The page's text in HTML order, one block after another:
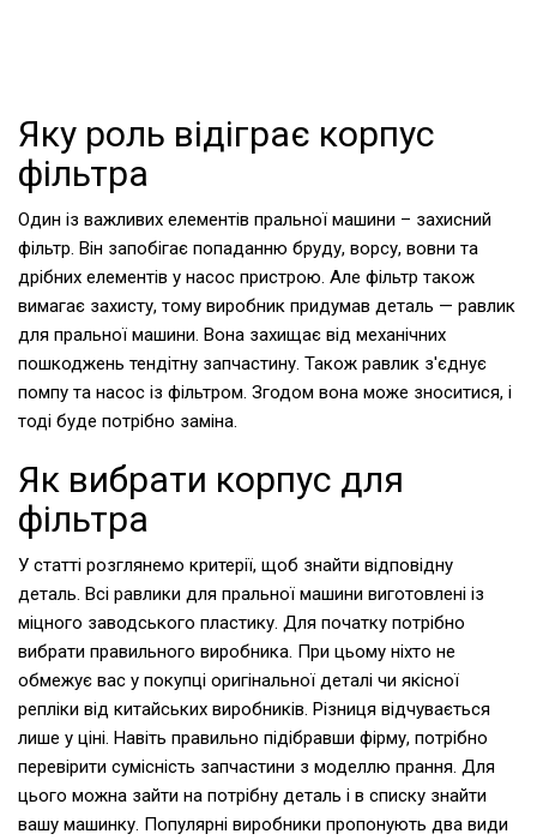
Яку роль відіграє корпус
фільтра
Один із важливих елементів пральної машини – захисний
фільтр. Він запобігає попаданню бруду, ворсу, вовни та
дрібних елементів у насос пристрою. Але фільтр також
вимагає захисту, тому виробник придумав деталь — равлик
для пральної машини. Вона захищає від механічних
пошкоджень тендітну запчастину. Також равлик з'єднує
помпу та насос із фільтром. Згодом вона може зноситися, і
тоді буде потрібно заміна.
Як вибрати корпус для
фільтра
У статті розглянемо критерії, щоб знайти відповідну
деталь. Всі равлики для пральної машини виготовлені із
міцного заводського пластику. Для початку потрібно
вибрати правильного виробника. При цьому ніхто не
обмежує вас у покупці оригінальної деталі чи якісної
репліки від китайських виробників. Різниця відчувається
лише у ціні. Навіть правильно підібравши фірму, потрібно
перевірити сумісність запчастини з моделлю прання. Для
цього можна зайти на потрібну деталь і в списку знайти
вашу машинку. Популярні виробники пропонують два види